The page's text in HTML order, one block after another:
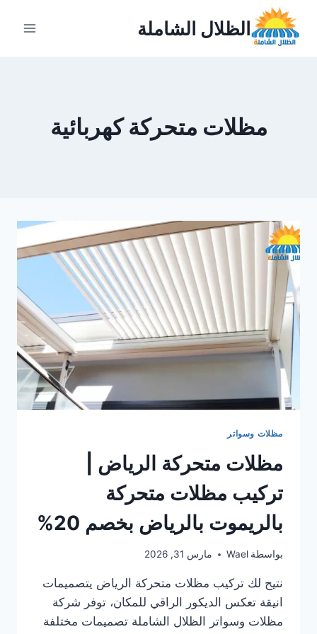
التجاوز
المحتوى
الظلال الشاملة
مظلات متحركة كهربائية
مظلات وسواتر
مظلات متحركة الرياض |
تركيب مظلات متحركة
بالريموت بالرياض بخصم 20%
بواسطة Wael مارس 31, 2026
نتيح لك تركيب مظلات متحركة الرياض يتصميمات
انيقة تعكس الديكور الراقي للمكان، توفر شركة
مظلات وسواتر الظلال الشاملة تصميمات مختلفة